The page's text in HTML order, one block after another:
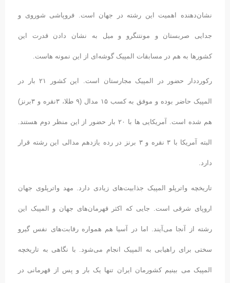
نشان‌دهنده اهمیت این رشته در جهان است. فروپاشی شوروی و
جدایی صربستان و مونتنگرو و میل به نشان دادن قدرت این
کشورها به هم در مسابقات المپیک گوشه‌ای از این نمونه هاست.
رکورددار حضور در المپیک مجارستان است. این کشور ۲۱ بار در
المپیک حاضر بوده و موفق به کسب ۱۵ مدال (۹ طلا، ۳نقره و ۳برنز)
هم شده است. آمریکایی ها با ۲۰ بار حضور از این منظر دوم هستند.
البته آمریکا با ۳ نقره و ۳ برنز در رده یازدهم مدالی این رشته قرار
دارد.
تاریخچه واترپلو المپیک جذابیت‌های زیادی دارد. مهد واترپلوی جهان
اروپای شرقی است. جایی که اکثر قهرمان‌های جهان و المپیک این
رشته از آنجا می‌آیند. اما در آسیا هم همواره رقابت‌های نفس گیرو
سختی برای راهیابی به المپیک انجام می‌شود. با نگاهی به تاریخچه
المپیک می بینیم کشورمان ایران تنها یک بار و پس از قهرمانی در